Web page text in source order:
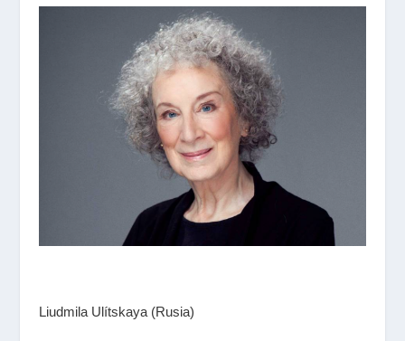
Liudmila Ulítskaya (Rusia)